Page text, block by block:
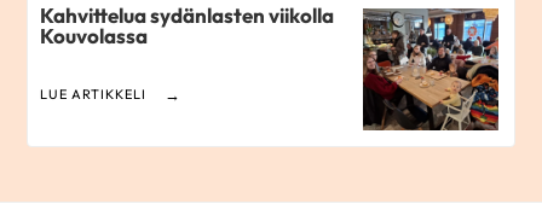
Kahvittelua sydänlasten viikolla
Kouvolassa
LUE ARTIKKELI